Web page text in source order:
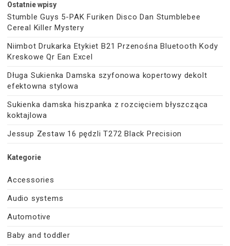
Ostatnie wpisy
Stumble Guys 5-PAK Furiken Disco Dan Stumblebee
Cereal Killer Mystery
Niimbot Drukarka Etykiet B21 Przenośna Bluetooth Kody
Kreskowe Qr Ean Excel
Długa Sukienka Damska szyfonowa kopertowy dekolt
efektowna stylowa
Sukienka damska hiszpanka z rozcięciem błyszcząca
koktajlowa
Jessup Zestaw 16 pędzli T272 Black Precision
Kategorie
Accessories
Audio systems
Automotive
Baby and toddler